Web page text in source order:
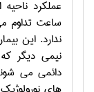
ساعت تداوم
ندارد. این
نیمی دیگر
دائمی می